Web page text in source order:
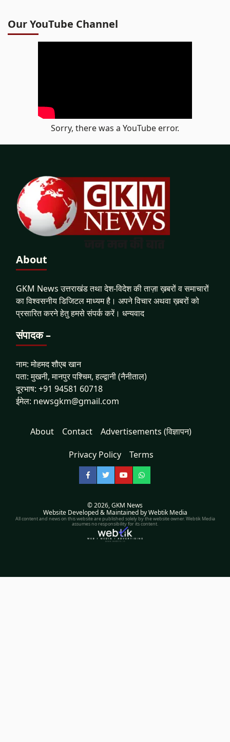
Our YouTube Channel
Sorry, there was a YouTube error.
About
GKM News उत्तराखंड तथा देश-विदेश की ताज़ा ख़बरों व समाचारों
का विश्वसनीय डिजिटल माध्यम है। अपने विचार अथवा ख़बरों को
प्रसारित करने हेतु हमसे संपर्क करें। धन्यवाद
संपादक –
नाम: मोहमद शौएब खान
पता: मुखनी, मानपुर पश्चिम, हल्द्वानी (नैनीताल)
दूरभाष: +91 94581 60718
ईमेल: newsgkm@gmail.com
About Contact Advertisements (विज्ञापन)
Privacy Policy Terms
Facebook
TwitterYouTubeWhatsApp
© 2026,GKM News
Website Developed & Maintained by Webtik Media
All content and news on this website are published solely by the website owner. Webtik Media
assumes no responsibility for its content.